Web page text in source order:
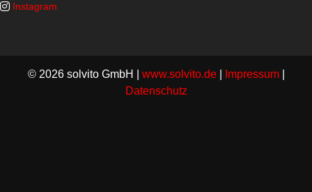
Instagram
© 2026 solvito GmbH | www.solvito.de| Impressum|
Datenschutz